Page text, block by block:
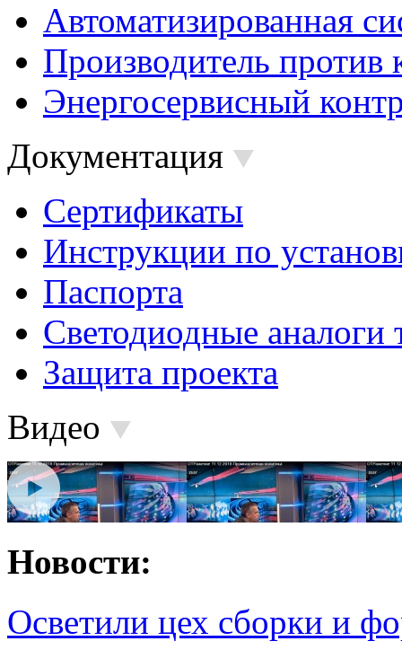
Автоматизированная
Производитель против
Энергосервисный
Документация
Сертификаты
Инструкции по
Паспорта
Светодиодные аналоги
Защита проекта
Видео
Новости:
Осветили цех сборки и